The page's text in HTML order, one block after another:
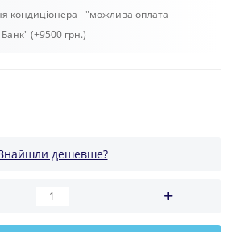
кондиціонера - "можлива оплата
(+9500 грн.)
дешевше?